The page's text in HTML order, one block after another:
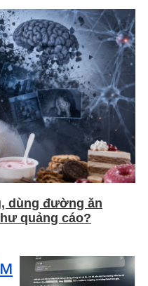
dùng đường ăn
quảng cáo?